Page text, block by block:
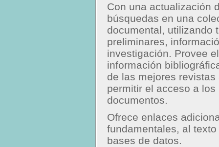
Con una actualización
búsquedas en una
documental, utilizando
preliminares,
investigación. Provee
información
de las mejores
permitir el acceso a
documentos.
Ofrece enlaces
fundamentales, al
bases de datos.